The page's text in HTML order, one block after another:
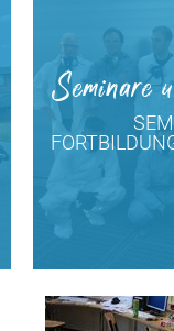
Seminare